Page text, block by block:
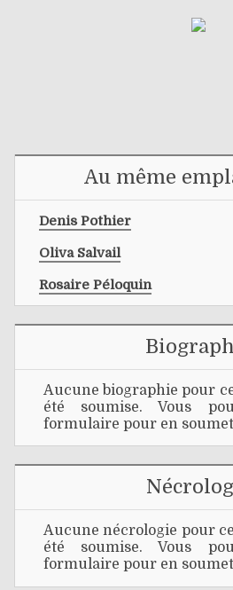
Au même
Denis Pothier
Oliva Salvail
Rosaire Péloquin
Aucune biographie pour
été soumise. Vous
formulaire pour en
Aucune nécrologie pour
été soumise. Vous
formulaire pour en